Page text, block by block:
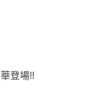
發現惡意使用之情形，
並採取法律行動。
登場!!